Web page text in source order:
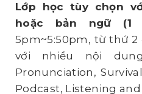
Lớp học tùy chọn
hoặc bản ngữ (1
5pm~5:50pm, từ thứ
với nhiều nội
Pronunciation,
Podcast, Listening